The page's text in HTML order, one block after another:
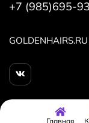
GOLDENHAIRS.RU
+7 (985)695-
Главная